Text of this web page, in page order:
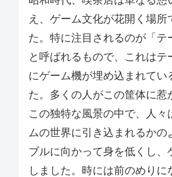
え、ゲーム文化が花開く場所
た。特に注目されるのが「テ
と呼ばれるもので、これはテ
にゲーム機が埋め込まれてい
た。多くの人がこの筐体に惹
この独特な風景の中で、人々
ムの世界に引き込まれるかの
ブルに向かって身を低くし、
しました。時には前のめりに